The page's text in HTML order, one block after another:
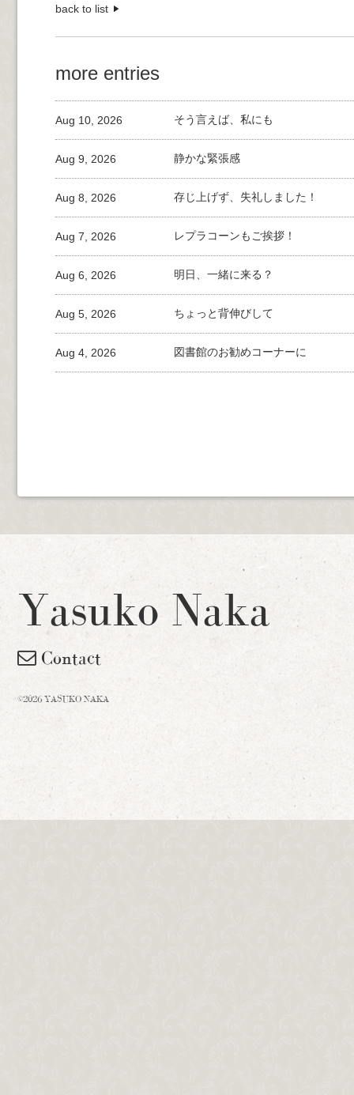
back to list
more entries
そう言えば、私にも
Aug 10, 2026
静かな緊張感
Aug 9, 2026
存じ上げず、失礼しました！
Aug 8, 2026
レプラコーンもご挨拶！
Aug 7, 2026
明日、一緒に来る？
Aug 6, 2026
ちょっと背伸びして
Aug 5, 2026
図書館のお勧めコーナーに
Aug 4, 2026
Yasuko Naka
Contact
©2026 YASUKO NAKA